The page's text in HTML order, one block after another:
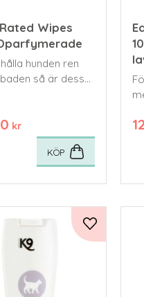
Wipes
hunden ren
så är dessa
kr
KÖP
Lägg till i